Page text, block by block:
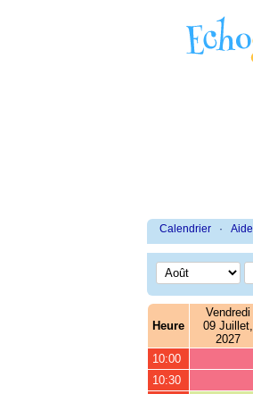
Calendrier · Aide
Heure
Vendredi
09 Juillet,
2027
10:00
10:30